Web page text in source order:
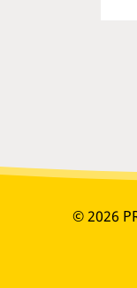
© 2026